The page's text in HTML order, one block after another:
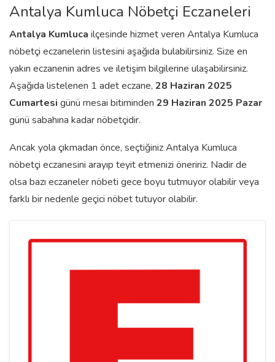
Antalya Kumluca Nöbetçi Eczaneleri
Antalya Kumluca ilçesinde hizmet veren Antalya Kumluca
nöbetçi eczanelerin listesini aşağıda bulabilirsiniz. Size en
yakın eczanenin adres ve iletişim bilgilerine ulaşabilirsiniz.
Aşağıda listelenen 1 adet eczane, 28 Haziran 2025
Cumartesi günü mesai bitiminden 29 Haziran 2025 Pazar
günü sabahına kadar nöbetçidir.
Ancak yola çıkmadan önce, seçtiğiniz Antalya Kumluca
nöbetçi eczanesini arayıp teyit etmenizi öneririz. Nadir de
olsa bazı eczaneler nöbeti gece boyu tutmuyor olabilir veya
farklı bir nedenle geçici nöbet tutuyor olabilir.